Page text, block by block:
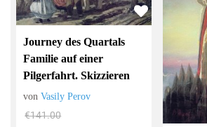
Journey des Quartals
Familie auf einer
Pilgerfahrt. Skizzieren
vonVasily Perov
€141.00